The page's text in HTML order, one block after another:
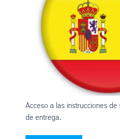
Acceso a las instrucciones
de entrega.